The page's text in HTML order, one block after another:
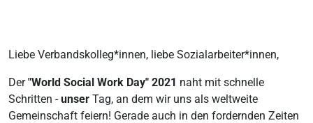
Liebe Verbandskolleg*innen, liebe Sozialarbeiter*innen,
Der"World Social Work Day" 2021 naht mit schnelle
Schritten -unser Tag, an dem wir uns als weltweite
Gemeinschaft feiern! Gerade auch in den fordernden Zeiten